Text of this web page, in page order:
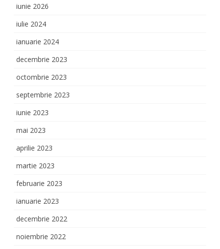
iunie 2026
iulie 2024
ianuarie 2024
decembrie 2023
octombrie 2023
septembrie 2023
iunie 2023
mai 2023
aprilie 2023
martie 2023
februarie 2023
ianuarie 2023
decembrie 2022
noiembrie 2022